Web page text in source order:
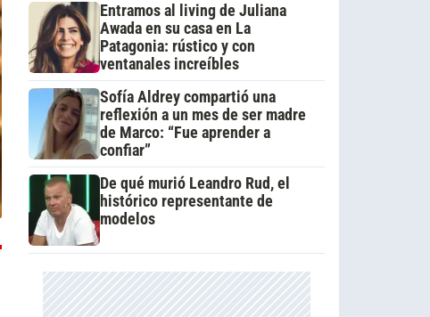
Entramos al living de Juliana
Awada en su casa en La
Patagonia: rústico y con
ventanales increíbles
Sofía Aldrey compartió una
reflexión a un mes de ser madre
de Marco: “Fue aprender a
confiar”
De qué murió Leandro Rud, el
histórico representante de
modelos